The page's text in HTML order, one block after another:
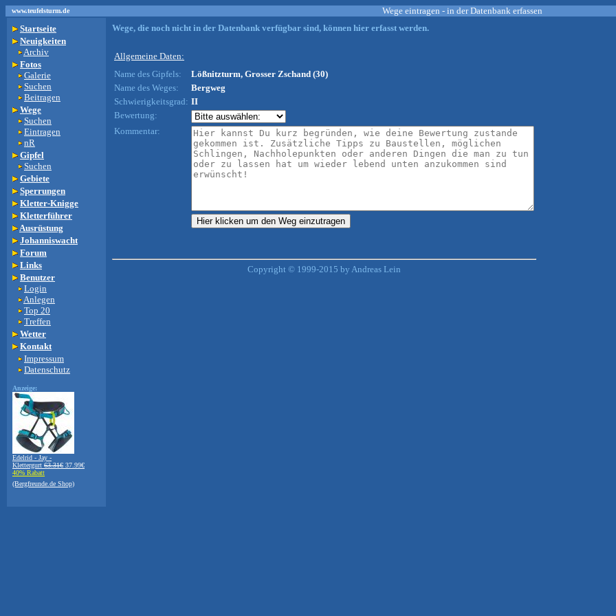
www.teufelsturm.de Wege eintragen - in der Datenbank erfassen
Startseite
Neuigkeiten
Archiv
Fotos
Galerie
Suchen
Beitragen
Wege
Suchen
Eintragen
nR
Gipfel
Suchen
Gebiete
Sperrungen
Kletter-Knigge
Kletterführer
Ausrüstung
Johanniswacht
Forum
Links
Benutzer
Login
Anlegen
Top 20
Treffen
Wetter
Kontakt
Impressum
Datenschutz
Anzeige:
Edelrid - Jay -
Klettergurt 63.31€ 37.99€
40% Rabatt
(Bergfreunde.de Shop)
Wege, die noch nicht in der Datenbank verfügbar sind, können hier erfasst werden.
Allgemeine Daten:
Name des Gipfels:
Lößnitzturm, Grosser Zschand (30)
Name des Weges:
Bergweg
Schwierigkeitsgrad: II
Bewertung:
Kommentar:
Copyright © 1999-2015 by Andreas Lein